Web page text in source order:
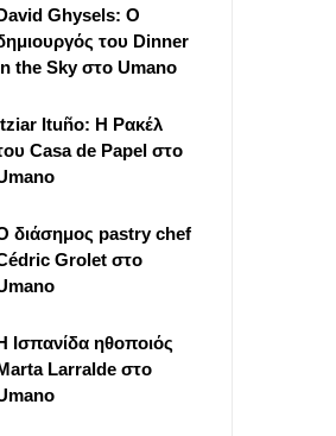
Ghysels: Ο
του Dinner
the Sky στο Umano
Ituño: Η Ρακέλ
Casa de Papel στο
διάσημος pastry chef
Grolet στο
Ισπανίδα ηθοποιός
Larralde στο